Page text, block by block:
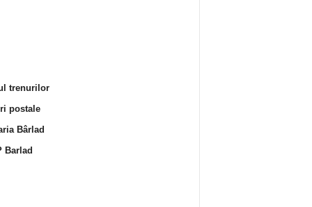
trenurilor
postale
Bârlad
Barlad